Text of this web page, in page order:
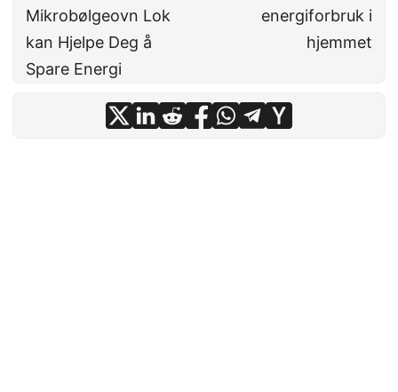
Mikrobølgeovn Lok
kan Hjelpe Deg å
Spare Energi
energiforbruk i
hjemmet